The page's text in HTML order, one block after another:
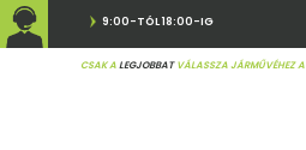
9:00-TÓL 18:00-IG
CSAK ALEGJOBBATVÁLASSZA JÁRMŰVÉHEZ A